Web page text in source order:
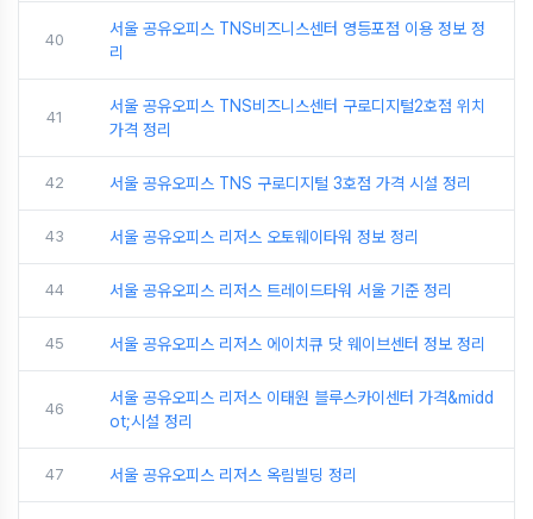
40
서울 공유오피스 TNS비즈니스센터 영등포점 이용 정보 정
리
41
서울 공유오피스 TNS비즈니스센터 구로디지털2호점 위치
가격 정리
42 서울 공유오피스 TNS 구로디지털 3호점 가격 시설 정리
43 서울 공유오피스 리저스 오토웨이타워 정보 정리
44 서울 공유오피스 리저스 트레이드타워 서울 기준 정리
45 서울 공유오피스 리저스 에이치큐 닷 웨이브센터 정보 정리
46
서울 공유오피스 리저스 이태원 블루스카이센터 가격&midd
ot;시설 정리
47 서울 공유오피스 리저스 옥림빌딩 정리